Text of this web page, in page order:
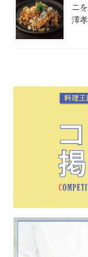
ニ
澤